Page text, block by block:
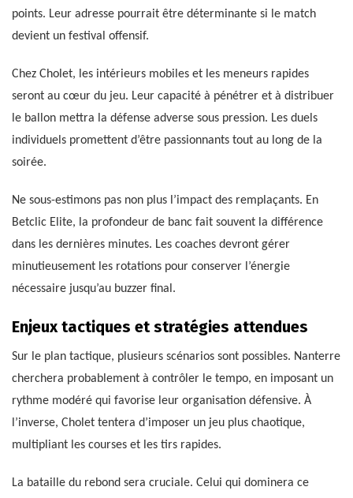
points. Leur adresse pourrait être déterminante si le match
devient un festival offensif.
Chez Cholet, les intérieurs mobiles et les meneurs rapides
seront au cœur du jeu. Leur capacité à pénétrer et à distribuer
le ballon mettra la défense adverse sous pression. Les duels
individuels promettent d’être passionnants tout au long de la
soirée.
Ne sous-estimons pas non plus l’impact des remplaçants. En
Betclic Elite, la profondeur de banc fait souvent la différence
dans les dernières minutes. Les coaches devront gérer
minutieusement les rotations pour conserver l’énergie
nécessaire jusqu’au buzzer final.
Enjeux tactiques et stratégies attendues
Sur le plan tactique, plusieurs scénarios sont possibles. Nanterre
cherchera probablement à contrôler le tempo, en imposant un
rythme modéré qui favorise leur organisation défensive. À
l’inverse, Cholet tentera d’imposer un jeu plus chaotique,
multipliant les courses et les tirs rapides.
La bataille du rebond sera cruciale. Celui qui dominera ce